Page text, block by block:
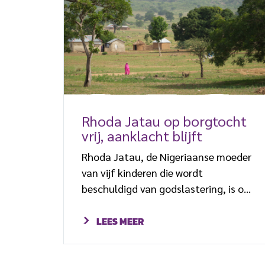
christenen neemt enorm toe, in
vergelijking met eerdere jaren. De
werkelijke aantallen liggen
waarschijnlijk nog veel hoger, vreest
Open Doors bij de presentatie […]
Rhoda Jatau op borgtocht
vrij, aanklacht blijft
Rhoda Jatau, de Nigeriaanse moeder
van vijf kinderen die wordt
beschuldigd van godslastering, is op
vrouw zat negentien maanden in
LEES MEER